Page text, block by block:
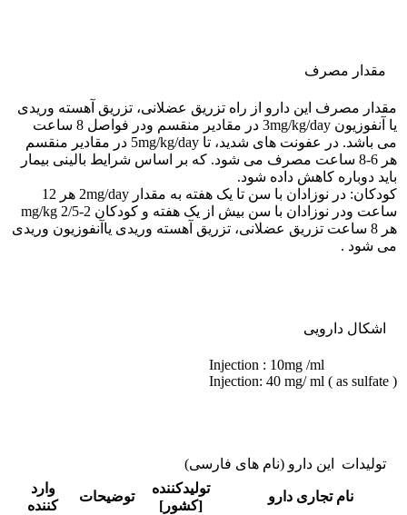
مقدار مصرف
مقدار مصرف این دارو از راه تزریق عضلانی، تزریق آهسته وریدی
یا آنفوزیون 3mg/kg/day در مقادیر منقسم ودر فواصل 8 ساعت
می باشد. در عفونت های شدید، تا 5mg/kg/day در مقادیر منقسم
هر 6-8 ساعت مصرف می شود. که بر اساس شرایط بالینی بیمار
باید دوباره کاهش داده شود.
کودکان: در نوزادان با سن تا یک هفته به مقدار 2mg/day هر 12
ساعت ودر نوزادان با سن بیش از یک هفته و کودکان 2-2/5 mg/kg
هر 8 ساعت تزریق عضلانی، تزریق آهسته وریدی یاآنفوزیون وریدی
می شود .
اشکال دارویی
Injection : 10mg /ml
Injection: 40 mg/ ml ( as sulfate )
تولیدات این دارو (نام های فارسی)
نام تجاری دارو
تولیدکننده
[کشور]
توضیحات
وارد
کننده